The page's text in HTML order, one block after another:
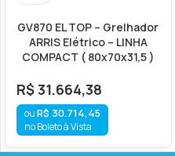
GV870 EL TOP – Grelhador
ARRIS Elétrico – LINHA
COMPACT ( 80x70x31,5 )
R$31.664,38
R$ 30.714,45
no Boleto à Vista